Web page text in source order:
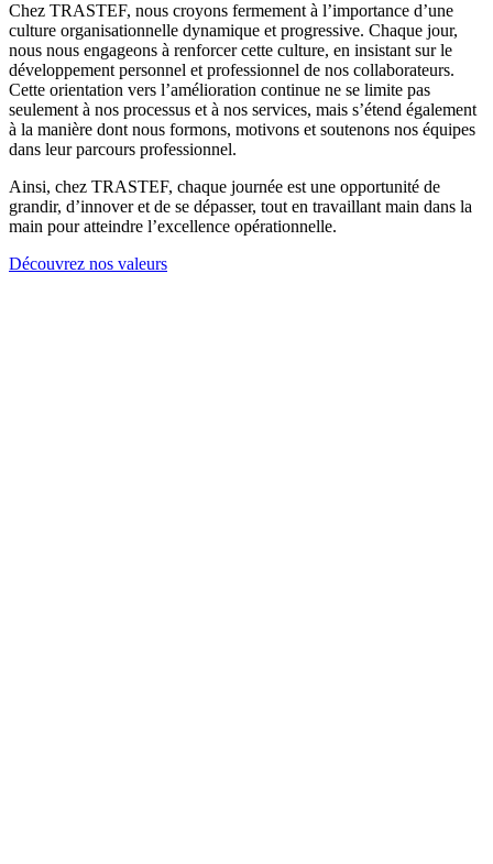
Chez TRASTEF, nous croyons fermement à l’importance d’une
culture organisationnelle dynamique et progressive. Chaque jour,
nous nous engageons à renforcer cette culture, en insistant sur le
développement personnel et professionnel de nos collaborateurs.
Cette orientation vers l’amélioration continue ne se limite pas
seulement à nos processus et à nos services, mais s’étend également
à la manière dont nous formons, motivons et soutenons nos équipes
dans leur parcours professionnel.
Ainsi, chez TRASTEF, chaque journée est une opportunité de
grandir, d’innover et de se dépasser, tout en travaillant main dans la
main pour atteindre l’excellence opérationnelle.
Découvrez nos valeurs